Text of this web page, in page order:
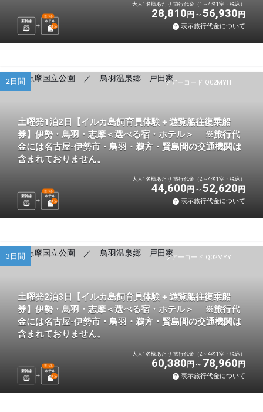
新幹線 ホテル
選べる
1 泊
大人1名様あたり 旅行代金（1～4名1室・税込）
28,810 円 56,930 円
表示旅行代金について
ツアーコード Q02MYH
2日間
土曜発1泊2日【イルカ島飼育員体験＋遊覧船往復乗船
券】伊勢・鳥羽・志摩＜選べる宿・ホテル＞ ※旅行代
金には名古屋-伊勢市・鳥羽・鵜方・賢島間の交通機関は
含まれておりません。
新幹線 ホテル
選べる
1 泊
大人1名様あたり 旅行代金（2～4名1室・税込）
44,600 円 52,620 円
表示旅行代金について
ツアーコード Q02MYY
3日間
土曜発2泊3日【イルカ島飼育員体験＋遊覧船往復乗船
券】伊勢・鳥羽・志摩＜選べる宿・ホテル＞ ※旅行代
金には名古屋-伊勢市・鳥羽・鵜方・賢島間の交通機関は
含まれておりません。
新幹線 ホテル
選べる
2泊
大人1名様あたり 旅行代金（2～4名1室・税込）
60,380 円 78,960 円
表示旅行代金について